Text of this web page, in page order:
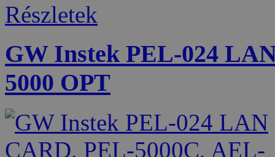
Részletek
GW Instek PEL-024
5000 OPT